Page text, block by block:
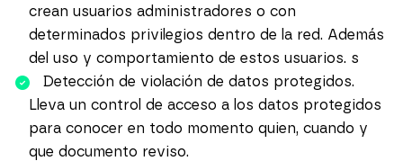
crean usuarios administradores o con
determinados privilegios dentro de la red. Además
del uso y comportamiento de estos usuarios. s
Detección de violación de datos protegidos.
Lleva un control de acceso a los datos protegidos
para conocer en todo momento quien, cuando y
que documento reviso.